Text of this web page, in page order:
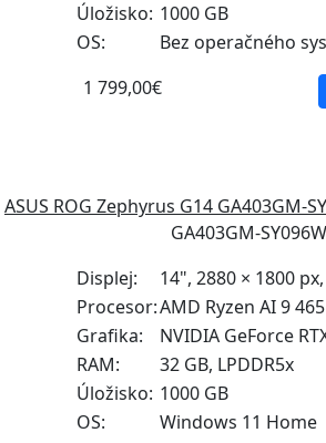
Úložisko: 1000 GB
OS:
Bez operačného
1 799,00€
ASUS ROG Zephyrus G14 GA403GM-
GA403GM-SY096W
Displej:
14", 2880 × 1800
Procesor:AMD Ryzen AI 9 465
Grafika:
NVIDIA GeForce
RAM:
32 GB, LPDDR5x
Úložisko: 1000 GB
OS:
Windows 11 Home